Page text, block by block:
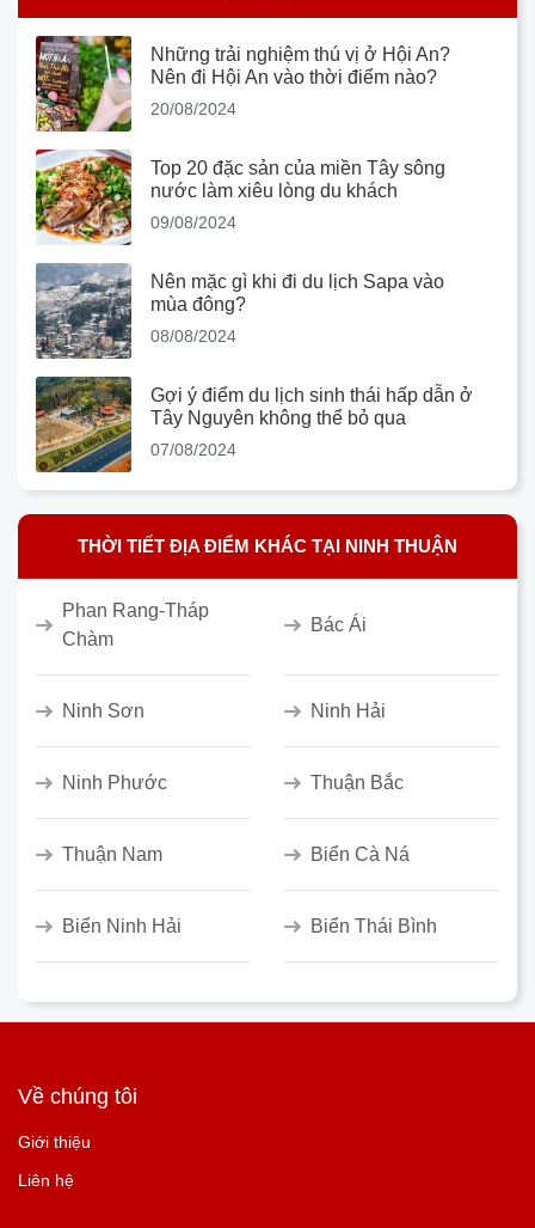
Những trải nghiệm thú vị ở Hội An?
Nên đi Hội An vào thời điểm nào?
20/08/2024
Top 20 đặc sản của miền Tây sông
nước làm xiêu lòng du khách
09/08/2024
Nên mặc gì khi đi du lịch Sapa vào
mùa đông?
08/08/2024
Gợi ý điểm du lịch sinh thái hấp dẫn ở
Tây Nguyên không thể bỏ qua
07/08/2024
THỜI TIẾT ĐỊA ĐIỂM KHÁC TẠI NINH THUẬN
Phan Rang-Tháp
Chàm
Bác Ái
Ninh Sơn Ninh Hải
Ninh Phước Thuận Bắc
Thuận Nam Biển Cà Ná
Biển Ninh Hải Biển Thái Bình
Về chúng tôi
Giới thiệu
Liên hệ